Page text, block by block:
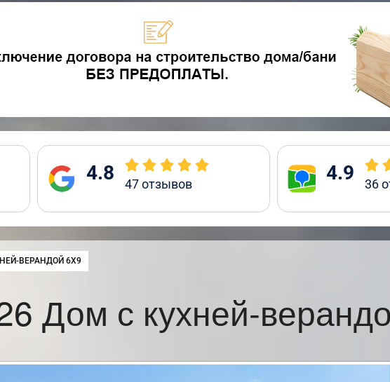
4.8 47отзывов 4.9 36
ВЕРАНДОЙ 6Х9
Дом с кухней-